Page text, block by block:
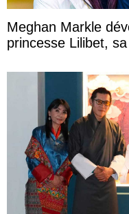
Meghan Markle
princesse Lilibet,